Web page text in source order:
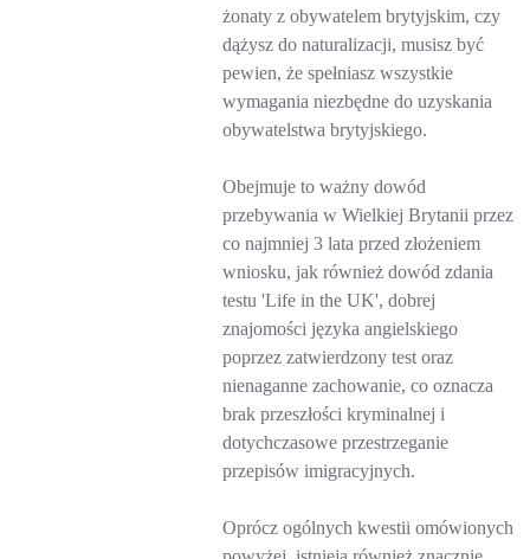
żonaty z obywatelem brytyjskim, czy
dążysz do naturalizacji, musisz być
pewien, że spełniasz wszystkie
wymagania niezbędne do uzyskania
obywatelstwa brytyjskiego.
Obejmuje to ważny dowód
przebywania w Wielkiej Brytanii przez
co najmniej 3 lata przed złożeniem
wniosku, jak również dowód zdania
testu 'Life in the UK', dobrej
znajomości języka angielskiego
poprzez zatwierdzony test oraz
nienaganne zachowanie, co oznacza
brak przeszłości kryminalnej i
dotychczasowe przestrzeganie
przepisów imigracyjnych.
Oprócz ogólnych kwestii omówionych